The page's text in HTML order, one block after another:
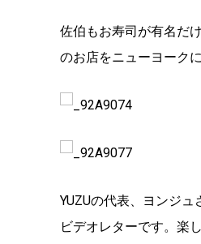
佐伯もお寿司が有名だ
のお店をニューヨーク
YUZUの代表、ヨンジュ
ビデオレターです。楽